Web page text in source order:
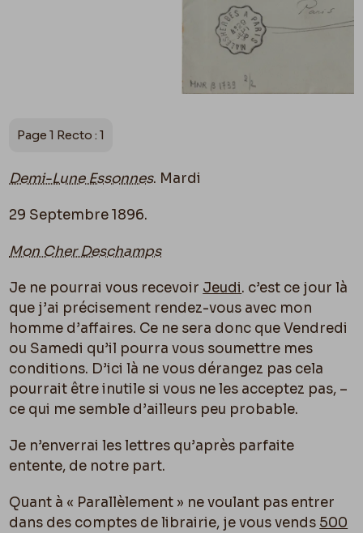
fixation 2500 f pour Parallèlement 29 7bre
Page 1 Recto : 1
Demi-Lune Essonnes. Mardi
29 Septembre 1896.
Mon Cher Deschamps
Je ne pourrai vous recevoir Jeudi. c’est ce jour là
que j’ai précisement rendez-vous avec mon
homme d’affaires. Ce ne sera donc que Vendredi
ou Samedi qu’il pourra vous soumettre mes
conditions. D’ici là ne vous dérangez pas cela
pourrait être inutile si vous ne les acceptez pas, –
ce qui me semble d’ailleurs peu probable.
Je n’enverrai les lettres qu’après parfaite
entente, de notre part.
Quant à « Parallèlement » ne voulant pas entrer
dans des comptes de librairie, je vous vends 500